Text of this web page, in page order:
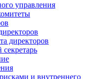
управления
директоров
и внутреннего